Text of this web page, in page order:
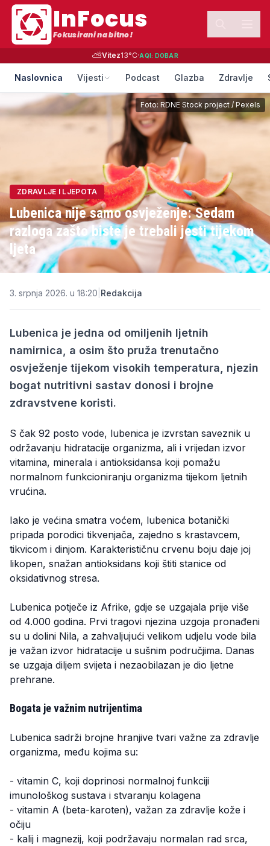
InFocus
Fokusirani na bitno!
⛅Vitez13°C·AQI: DOBAR
Naslovnica Vijesti Podcast Glazba Zdravlje
ZDRAVLJE I LJEPOTA
Lubenica nije samo osvježenje: Sedam
razloga zašto biste je trebali jesti tijekom
ljeta
Foto: RDNE Stock project / Pexels
3. srpnja 2026. u 18:20 Redakcija
Lubenica je jedna od omiljenih ljetnih
namirnica, a osim što pruža trenutačno
osvježenje tijekom visokih temperatura, njezin
bogat nutritivni sastav donosi i brojne
zdravstvene koristi.
S čak 92 posto vode, lubenica je izvrstan saveznik u
održavanju hidratacije organizma, ali i vrijedan izvor
vitamina, minerala i antioksidansa koji pomažu
normalnom funkcioniranju organizma tijekom ljetnih
vrućina.
Iako je većina smatra voćem, lubenica botanički
pripada porodici tikvenjača, zajedno s krastavcem,
tikvicom i dinjom. Karakterističnu crvenu boju daje joj
likopen, snažan antioksidans koji štiti stanice od
oksidativnog stresa.
Lubenica potječe iz Afrike, gdje se uzgajala prije više
od 4.000 godina. Prvi tragovi njezina uzgoja pronađeni
su u dolini Nila, a zahvaljujući velikom udjelu vode bila
je važan izvor hidratacije u sušnim područjima. Danas
se uzgaja diljem svijeta i nezaobilazan je dio ljetne
prehrane.
Bogata je važnim nutrijentima
Lubenica sadrži brojne hranjive tvari važne za zdravlje
organizma, među kojima su:
- vitamin C, koji doprinosi normalnoj funkciji
imunološkog sustava i stvaranju kolagena
- vitamin A (beta-karoten), važan za zdravlje kože i
očiju
- kalij i magnezij, koji podržavaju normalan rad srca,